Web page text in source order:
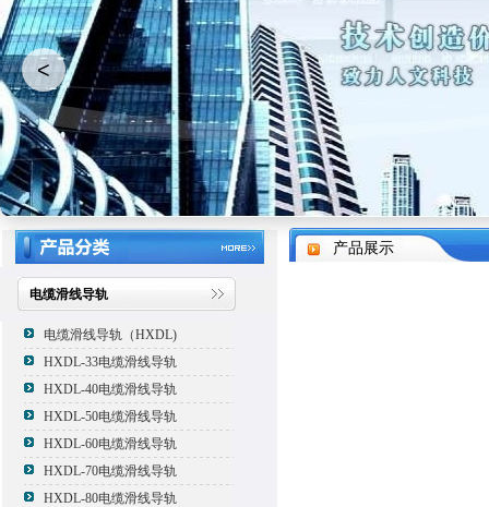
<
电缆滑线导轨
电缆滑线导轨（HXDL)
HXDL-33电缆滑线导轨
HXDL-40电缆滑线导轨
HXDL-50电缆滑线导轨
HXDL-60电缆滑线导轨
HXDL-70电缆滑线导轨
HXDL-80电缆滑线导轨
产品展示